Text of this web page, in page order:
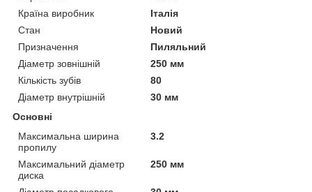
Країна виробник
Італія
Стан
Новий
Призначення
Пиляльний
Діаметр зовнішній
250 мм
Кількість зубів
80
Діаметр внутрішній
30 мм
Основні
Максимальна ширина
пропилу
3.2
Максимальний діаметр
диска
250 мм